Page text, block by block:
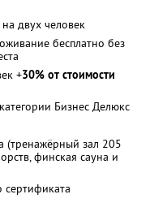
двух человек
бесплатно без
+30% от стоимости
Бизнес Делюкс
(тренажёрный зал 205
финская сауна и